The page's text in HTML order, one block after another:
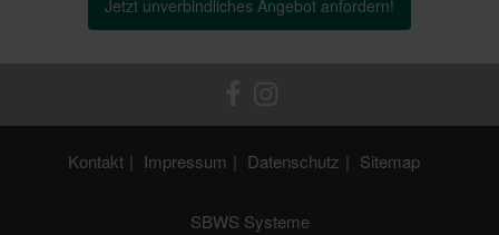
Jetzt unverbindliches Angebot anfordern!
Kontakt Impressum Datenschutz Sitemap
SBWS Systeme